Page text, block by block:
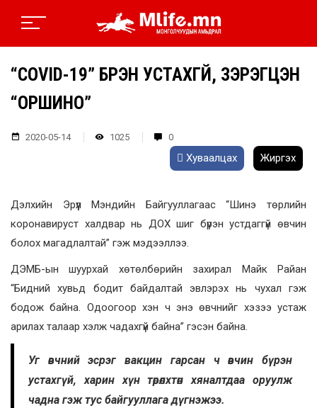
“COVID-19” БҮРЭН УСТАХГҮЙ, ЗЭРЭГЦЭН
“ОРШИНО”
2020-05-14 1025 0
Хуваалцах Жиргэх
Дэлхийн Эрүүл Мэндийн Байгууллагаас “Шинэ төрлийн
коронавируст халдвар нь ДОХ шиг бүрэн устдаггүй өвчин
болох магадлалтай” гэж мэдээллээ.
ДЭМБ-ын шуурхай хөтөлбөрийн захирал Майк Райан
“Бидний хувьд бодит байдалтай эвлэрэх нь чухал гэж
бодож байна. Одоогоор хэн ч энэ өвчнийг хэзээ устаж
арилах талаар хэлж чадахгүй байна” гэсэн байна.
Уг өвчний эсрэг вакцин гарсан ч өвчин бүрэн
устахгүй, харин хүн төрөлхтөн хяналтдаа оруулж
чадна гэж тус байгууллага дүгнэжээ.